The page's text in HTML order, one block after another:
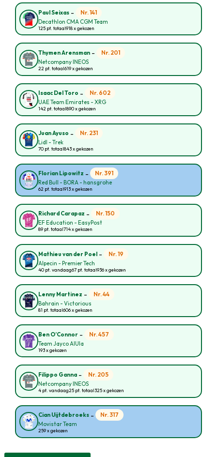
Paul Seixas - Nr. 141
Decathlon CMA CGM Team
125 pt. totaal918 x gekozen
Thymen Arensman - Nr. 201
Netcompany INEOS
22 pt. totaal619 x gekozen
Isaac Del Toro - Nr. 602
UAE Team Emirates - XRG
142 pt. totaal890 x gekozen
Juan Ayuso - Nr. 231
Lidl - Trek
70 pt. totaal843 x gekozen
Florian Lipowitz - Nr. 391
Red Bull - BORA - hansgrohe
62 pt. totaal913 x gekozen
Richard Carapaz - Nr. 150
EF Education - EasyPost
89 pt. totaal714 x gekozen
Mathieu van der Poel - Nr. 19
Alpecin - Premier Tech
40 pt. vandaag67 pt. totaal936 x gekozen
Lenny Martinez - Nr. 44
Bahrain - Victorious
81 pt. totaal606 x gekozen
Ben O’Connor - Nr. 457
Team Jayco AlUla
193 x gekozen
Filippo Ganna - Nr. 205
Netcompany INEOS
4 pt. vandaag25 pt. totaal325 x gekozen
Cian Uijtdebroeks - Nr. 317
Movistar Team
259 x gekozen